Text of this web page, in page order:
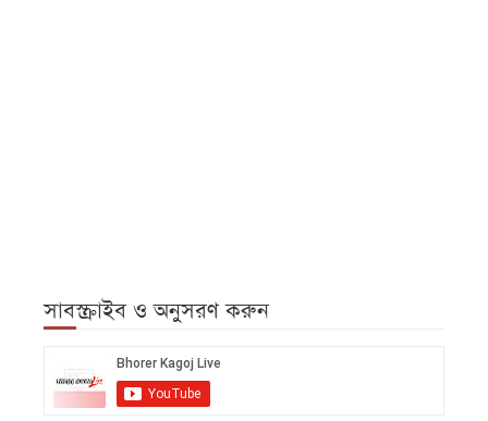
সাবস্ক্রাইব ও অনুসরণ করুন